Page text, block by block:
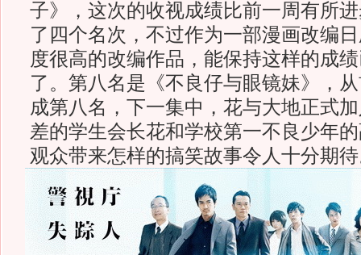
子》，这次的收视成绩比前一周有所
了四个名次，不过作为一部漫画改编
度很高的改编作品，能保持这样的成
了。第八名是《不良仔与眼镜妹》，
成第八名，下一集中，花与大地正式
差的学生会长花和学校第一不良少年
观众带来怎样的搞笑故事令人十分期